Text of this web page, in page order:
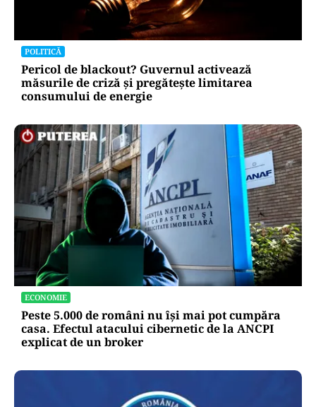
POLITICĂ
Pericol de blackout? Guvernul activează
măsurile de criză și pregătește limitarea
consumului de energie
ECONOMIE
Peste 5.000 de români nu își mai pot cumpăra
casa. Efectul atacului cibernetic de la ANCPI
explicat de un broker